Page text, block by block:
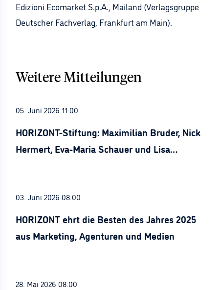
Edizioni Ecomarket S.p.A., Mailand (Verlagsgruppe
Deutscher Fachverlag, Frankfurt am Main).
Weitere Mitteilungen
05. Juni 2026 11:00
HORIZONT-Stiftung: Maximilian Bruder, Nick
Hermert, Eva-Maria Schauer und Lisa
03. Juni 2026 08:00
HORIZONT ehrt die Besten des Jahres 2025
aus Marketing, Agenturen und Medien
28. Mai 2026 08:00